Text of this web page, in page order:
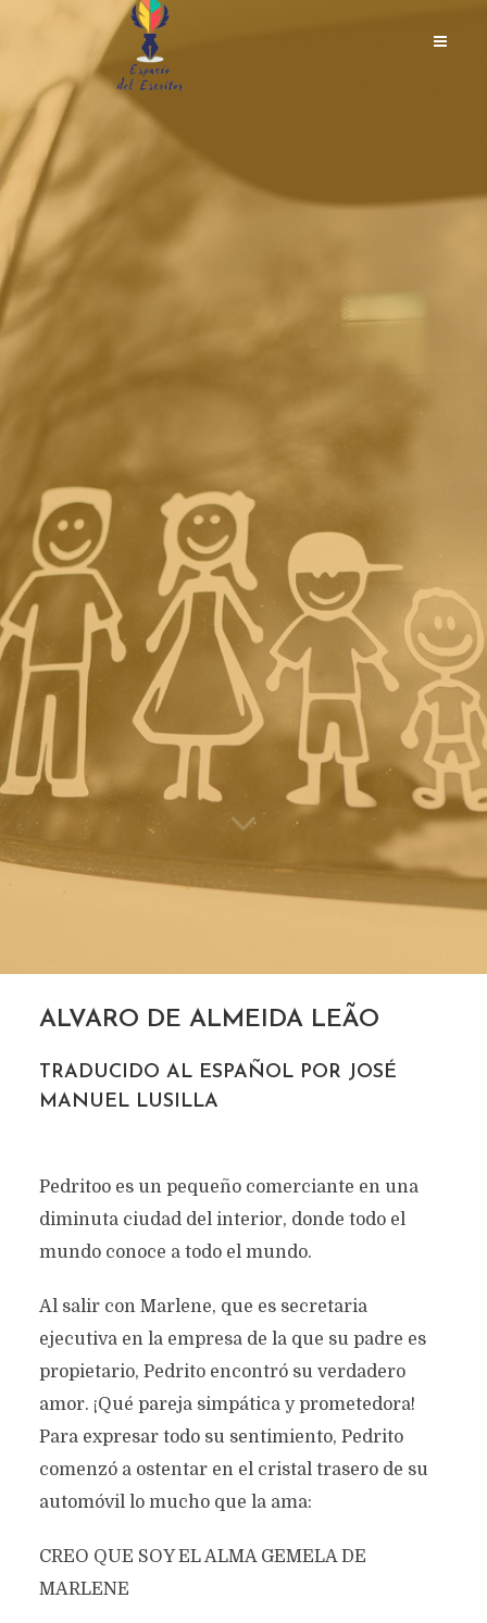
ALVARO DE ALMEIDA LEÃO
TRADUCIDO AL ESPAÑOL POR JOSÉ
MANUEL LUSILLA
Pedritoo es un pequeño comerciante en una
diminuta ciudad del interior, donde todo el
mundo conoce a todo el mundo.
Al salir con Marlene, que es secretaria
ejecutiva en la empresa de la que su padre es
propietario, Pedrito encontró su verdadero
amor. ¡Qué pareja simpática y prometedora!
Para expresar todo su sentimiento, Pedrito
comenzó a ostentar en el cristal trasero de su
automóvil lo mucho que la ama:
CREO QUE SOY EL ALMA GEMELA DE
MARLENE